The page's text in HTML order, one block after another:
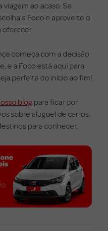
viagem ao acaso. Se
a Foco e aproveite o
oferecer.
começa com a decisão
e a Foco está aqui para
perfeita do início ao fim!
blog para ficar por
sobre aluguel de carros,
para conhecer.